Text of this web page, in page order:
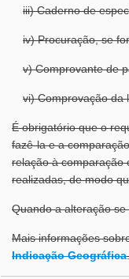
iii) Caderno de
iv) Procuração, se
v) Comprovante de
vi) Comprovação da
É obrigatório que o
fazê-la e a
relação à comparação
realizadas, de modo
Quando a alteração
Mais informações
Indicação Geográfica.